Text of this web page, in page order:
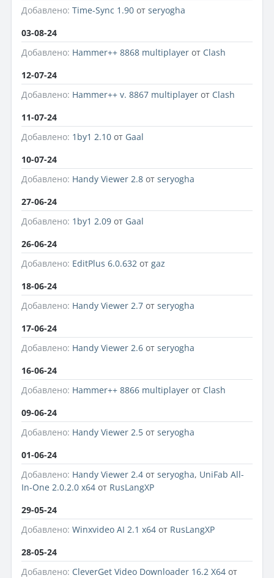
Добавлено: Time-Sync 1.90 от seryogha
03-08-24
Добавлено: Hammer++ 8868 multiplayer от Clash
12-07-24
Добавлено: Hammer++ v. 8867 multiplayer от Clash
11-07-24
Добавлено: 1by1 2.10 от Gaal
10-07-24
Добавлено: Handy Viewer 2.8 от seryogha
27-06-24
Добавлено: 1by1 2.09 от Gaal
26-06-24
Добавлено: EditPlus 6.0.632 от gaz
18-06-24
Добавлено: Handy Viewer 2.7 от seryogha
17-06-24
Добавлено: Handy Viewer 2.6 от seryogha
16-06-24
Добавлено: Hammer++ 8866 multiplayer от Clash
09-06-24
Добавлено: Handy Viewer 2.5 от seryogha
01-06-24
Добавлено: Handy Viewer 2.4 от seryogha, UniFab All-
In-One 2.0.2.0 x64 от RusLangXP
29-05-24
Добавлено: Winxvideo AI 2.1 x64 от RusLangXP
28-05-24
Добавлено: CleverGet Video Downloader 16.2 X64 от